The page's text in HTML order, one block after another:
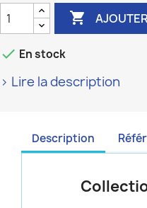

 En stock
> Lire la description
Description